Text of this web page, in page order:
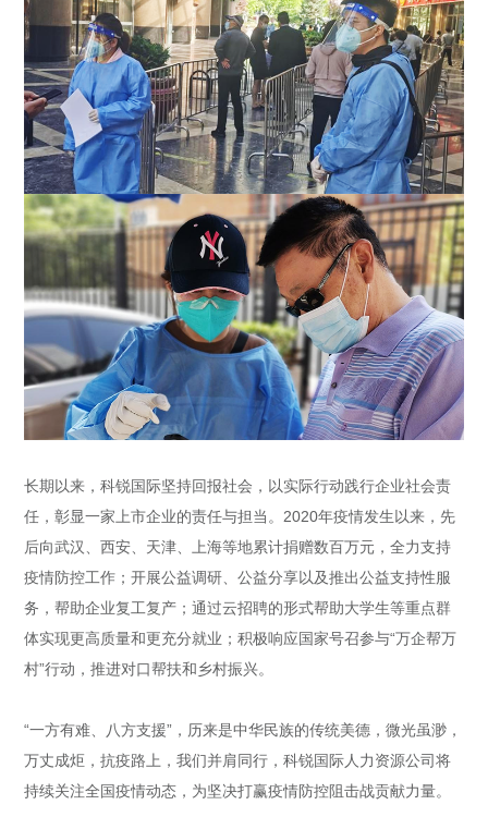
长期以来，科锐国际坚持回报社会，以实际行动践行企业社会责
任，彰显一家上市企业的责任与担当。2020年疫情发生以来，先
后向武汉、西安、天津、上海等地累计捐赠数百万元，全力支持
疫情防控工作；开展公益调研、公益分享以及推出公益支持性服
务，帮助企业复工复产；通过云招聘的形式帮助大学生等重点群
体实现更高质量和更充分就业；积极响应国家号召参与“万企帮万
村”行动，推进对口帮扶和乡村振兴。
“一方有难、八方支援”，历来是中华民族的传统美德，微光虽渺，
万丈成炬，抗疫路上，我们并肩同行，科锐国际人力资源公司将
持续关注全国疫情动态，为坚决打赢疫情防控阻击战贡献力量。